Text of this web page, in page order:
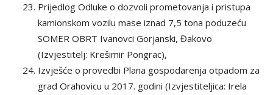
Prijedlog Odluke o dozvoli prometovanja i pristupa
kamionskom vozilu mase iznad 7,5 tona poduzeću
SOMER OBRT Ivanovci Gorjanski, Đakovo
(Izvjestitelj: Krešimir Pongrac),
Izvješće o provedbi Plana gospodarenja otpadom za
grad Orahovicu u 2017. godini (Izvjestiteljica: Irela